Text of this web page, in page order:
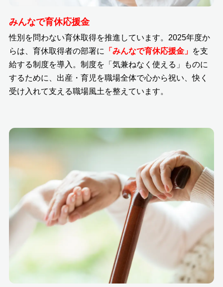
みんなで育休応援金
性別を問わない育休取得を推進しています。2025年度か
らは、育休取得者の部署に 「みんなで育休応援金」
を支
給する制度を導入。制度を「気兼ねなく使える」ものに
するために、出産・育児を職場全体で心から祝い、快く
受け入れて支える職場風土を整えています。